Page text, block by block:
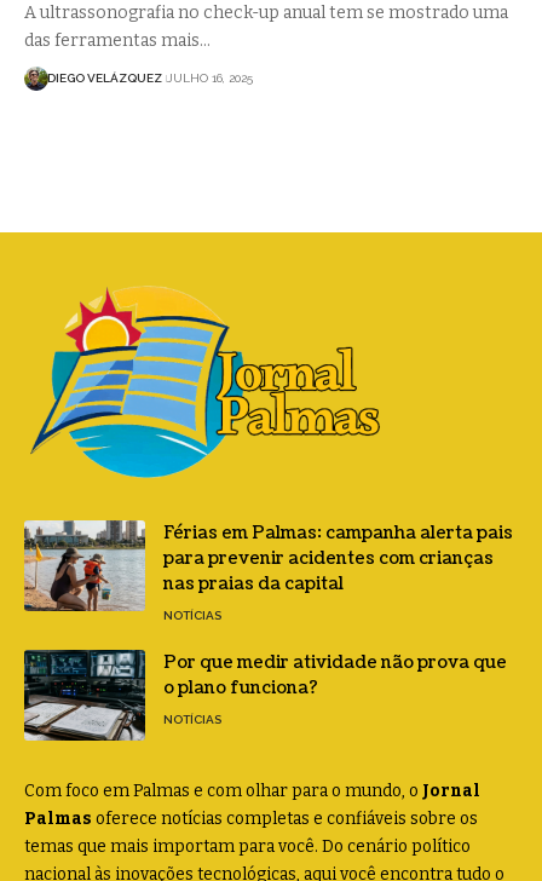
A ultrassonografia no check-up anual tem se mostrado uma
das ferramentas mais…
DIEGO VELÁZQUEZ JULHO 16, 2025
Férias em Palmas: campanha alerta pais
para prevenir acidentes com crianças
nas praias da capital
NOTÍCIAS
Por que medir atividade não prova que
o plano funciona?
NOTÍCIAS
Com foco em Palmas e com olhar para o mundo, o Jornal
Palmas oferece notícias completas e confiáveis sobre os
temas que mais importam para você. Do cenário político
nacional às inovações tecnológicas, aqui você encontra tudo o